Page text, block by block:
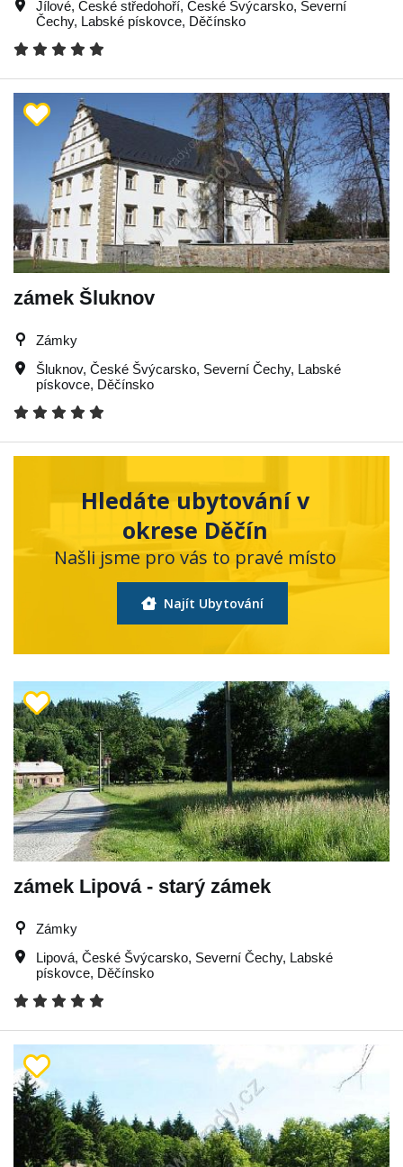
Jílové, České středohoří, České Švýcarsko, Severní
Čechy, Labské pískovce, Děčínsko
zámek Šluknov
Zámky
Šluknov, České Švýcarsko, Severní Čechy, Labské
pískovce, Děčínsko
Hledáte ubytování v
okrese Děčín
Našli jsme pro vás to pravé místo
Najít Ubytování
zámek Lipová - starý zámek
Zámky
Lipová, České Švýcarsko, Severní Čechy, Labské
pískovce, Děčínsko